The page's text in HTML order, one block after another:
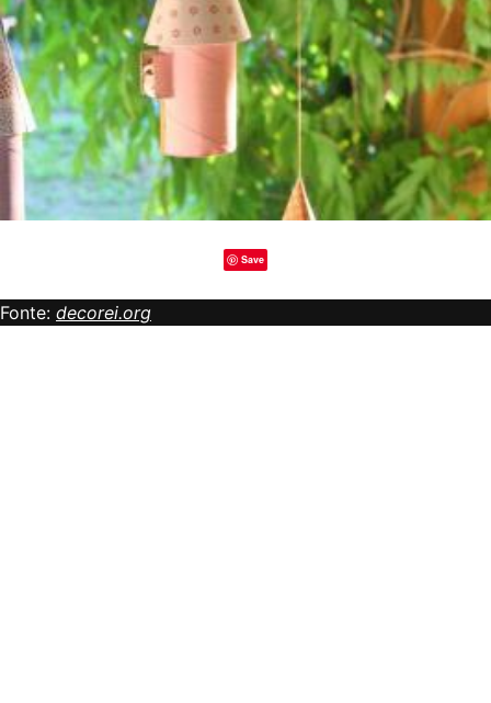
Save
Fonte: decorei.org